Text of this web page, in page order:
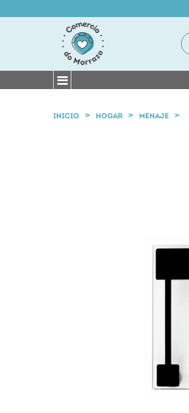
INICIO HOGAR MENAJE